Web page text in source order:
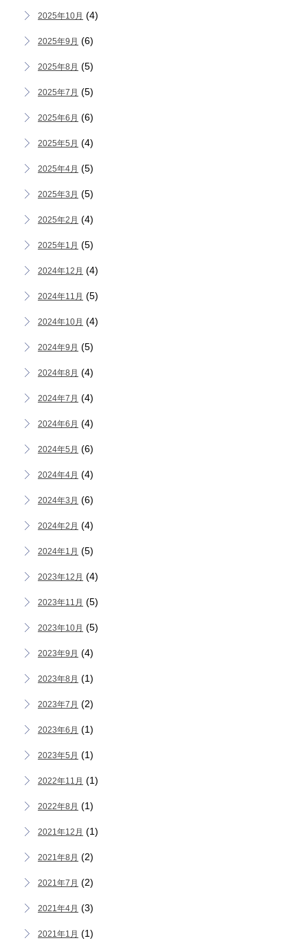
2025年10月 (4)
2025年9月 (6)
2025年8月 (5)
2025年7月 (5)
2025年6月 (6)
2025年5月 (4)
2025年4月 (5)
2025年3月 (5)
2025年2月 (4)
2025年1月 (5)
2024年12月 (4)
2024年11月 (5)
2024年10月 (4)
2024年9月 (5)
2024年8月 (4)
2024年7月 (4)
2024年6月 (4)
2024年5月 (6)
2024年4月 (4)
2024年3月 (6)
2024年2月 (4)
2024年1月 (5)
2023年12月 (4)
2023年11月 (5)
2023年10月 (5)
2023年9月 (4)
2023年8月 (1)
2023年7月 (2)
2023年6月 (1)
2023年5月 (1)
2022年11月 (1)
2022年8月 (1)
2021年12月 (1)
2021年8月 (2)
2021年7月 (2)
2021年4月 (3)
2021年1月 (1)